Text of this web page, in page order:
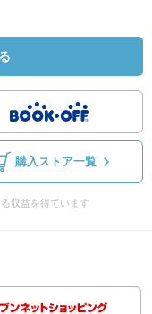
購入ストア一覧
収益を得ています